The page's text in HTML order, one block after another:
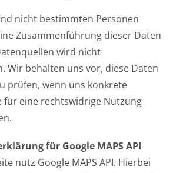
nicht bestimmten Personen
Zusammenführung dieser Daten
wird nicht
Wir behalten uns vor, diese Daten
prüfen, wenn uns konkrete
für eine rechtswidrige Nutzung
für Google MAPS API
nutz Google MAPS API. Hierbei